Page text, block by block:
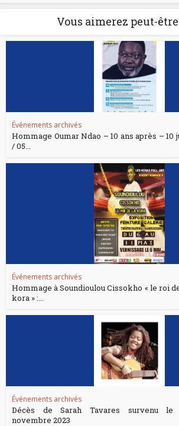
Vous aimerez peut-
Événements archivés
Hommage Oumar Ndao – 10 ans après – 10
/ 05...
Événements archivés
Hommage à Soundioulou Cissokho « le roi
kora » :...
Événements archivés
Décès de Sarah Tavares survenu le
novembre 2023